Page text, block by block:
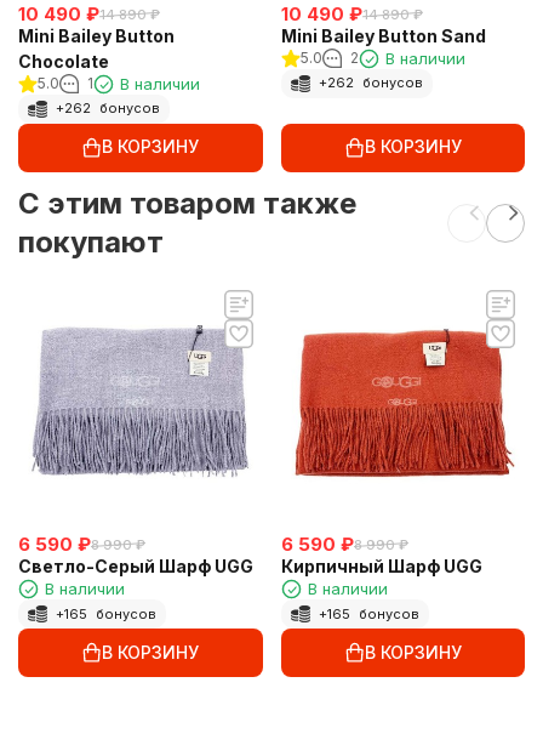
10 490 ₽14 890 ₽
Mini Bailey Button
Chocolate
5.0 1 В наличии
+262 бонусов
В КОРЗИНУ
10 490 ₽14 890 ₽
Mini Bailey Button Sand
5.0 2 В наличии
+262 бонусов
В КОРЗИНУ
C этим товаром также
покупают
6 590 ₽8 990 ₽
Светло-Cерый Шарф UGG
В наличии
+165 бонусов
В КОРЗИНУ
6 590 ₽8 990 ₽
Кирпичный Шарф UGG
В наличии
+165 бонусов
В КОРЗИНУ